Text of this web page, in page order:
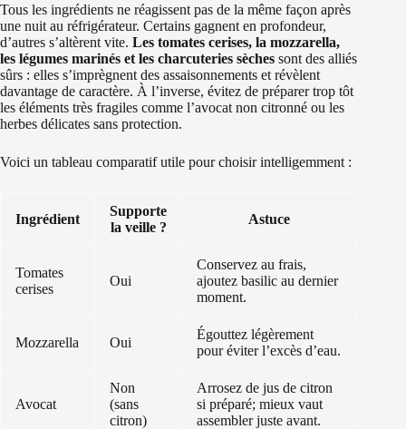
Tous les ingrédients ne réagissent pas de la même façon après
une nuit au réfrigérateur. Certains gagnent en profondeur,
d’autres s’altèrent vite. Les tomates cerises, la mozzarella,
les légumes marinés et les charcuteries sèches sont des alliés
sûrs : elles s’imprègnent des assaisonnements et révèlent
davantage de caractère. À l’inverse, évitez de préparer trop tôt
les éléments très fragiles comme l’avocat non citronné ou les
herbes délicates sans protection.
Voici un tableau comparatif utile pour choisir intelligemment :
Ingrédient
Supporte
la veille ?
Astuce
Tomates
cerises
Oui
Conservez au frais,
ajoutez basilic au dernier
moment.
Mozzarella Oui
Égouttez légèrement
pour éviter l’excès d’eau.
Avocat
Non
(sans
citron)
Arrosez de jus de citron
si préparé; mieux vaut
assembler juste avant.